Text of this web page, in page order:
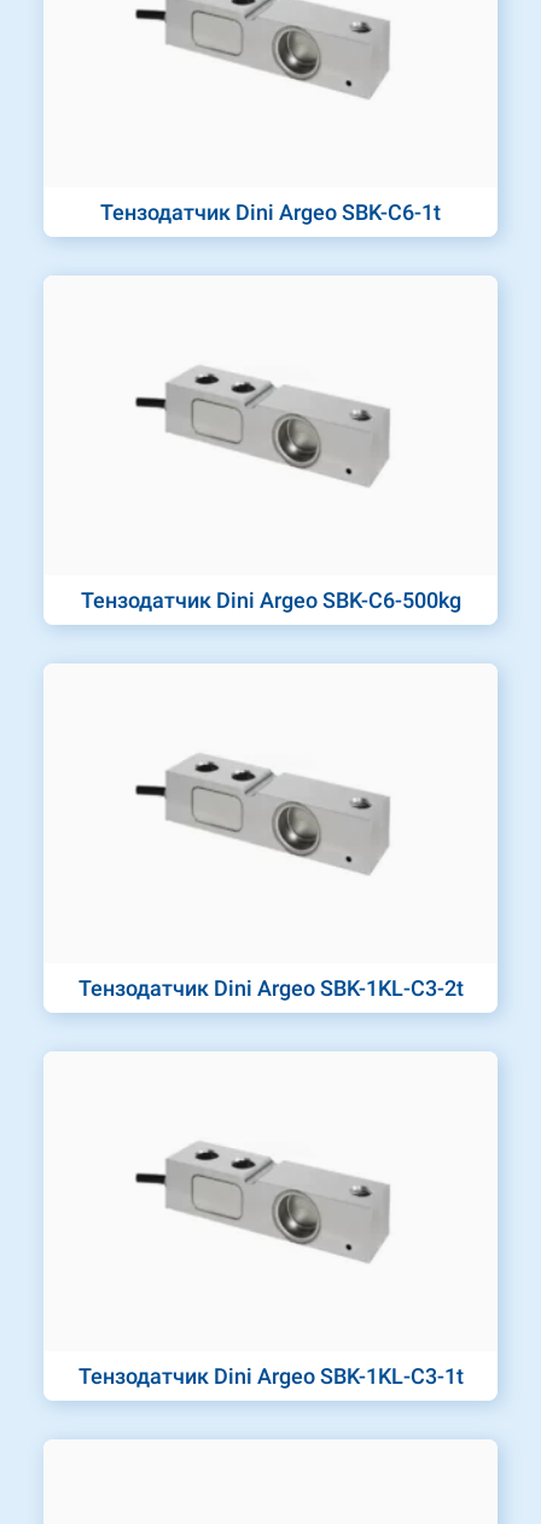
Тензодатчик Dini Argeo SBK-C6-1t
Тензодатчик Dini Argeo SBK-C6-500kg
Тензодатчик Dini Argeo SBK-1KL-C3-2t
Тензодатчик Dini Argeo SBK-1KL-C3-1t